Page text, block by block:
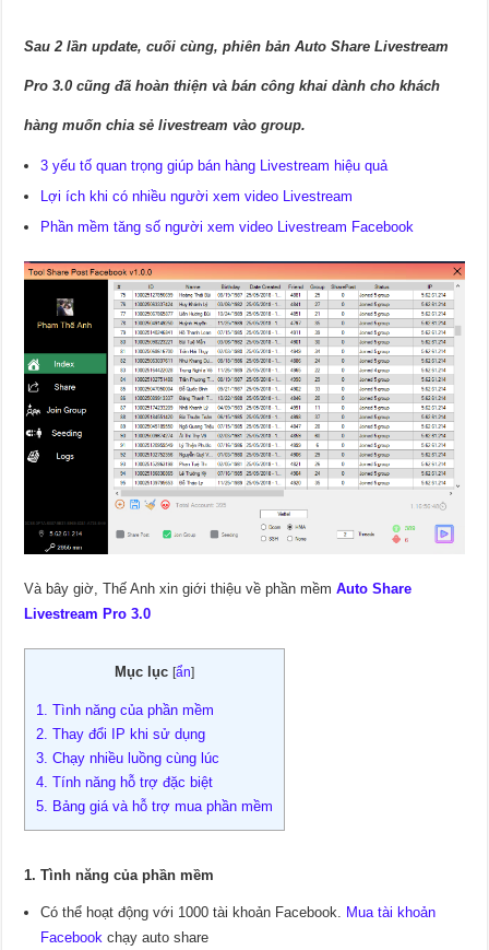
Sau 2 lần update, cuối cùng, phiên bản Auto Share Livestream
Pro 3.0 cũng đã hoàn thiện và bán công khai dành cho khách
hàng muốn chia sẻ livestream vào group.
3 yếu tố quan trọng giúp bán hàng Livestream hiệu quả
Lợi ích khi có nhiều người xem video Livestream
Phần mềm tăng số người xem video Livestream Facebook
Và bây giờ, Thế Anh xin giới thiệu về phần mềmAuto Share
Livestream Pro 3.0
Mục lục [ẩn]
1. Tình năng của phần mềm
2. Thay đổi IP khi sử dụng
3. Chạy nhiều luồng cùng lúc
4. Tính năng hỗ trợ đặc biệt
5. Bảng giá và hỗ trợ mua phần mềm
1. Tình năng của phần mềm
Có thể hoạt động với 1000 tài khoản Facebook. Mua tài khoản
Facebook chạy auto share